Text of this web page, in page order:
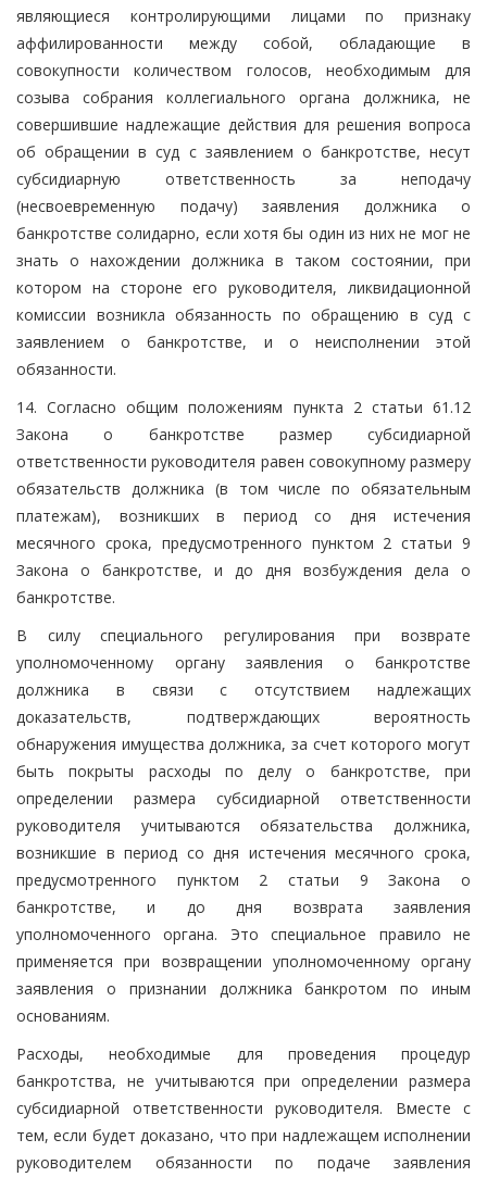
являющиеся контролирующими лицами по признаку
аффилированности между собой, обладающие в
совокупности количеством голосов, необходимым для
созыва собрания коллегиального органа должника, не
совершившие надлежащие действия для решения вопроса
об обращении в суд с заявлением о банкротстве, несут
субсидиарную ответственность за неподачу
(несвоевременную подачу) заявления должника о
банкротстве солидарно, если хотя бы один из них не мог не
знать о нахождении должника в таком состоянии, при
котором на стороне его руководителя, ликвидационной
комиссии возникла обязанность по обращению в суд с
заявлением о банкротстве, и о неисполнении этой
обязанности.
14. Согласно общим положениям пункта 2 статьи 61.12
Закона о банкротстве размер субсидиарной
ответственности руководителя равен совокупному размеру
обязательств должника (в том числе по обязательным
платежам), возникших в период со дня истечения
месячного срока, предусмотренного пунктом 2 статьи 9
Закона о банкротстве, и до дня возбуждения дела о
банкротстве.
В силу специального регулирования при возврате
уполномоченному органу заявления о банкротстве
должника в связи с отсутствием надлежащих
доказательств, подтверждающих вероятность
обнаружения имущества должника, за счет которого могут
быть покрыты расходы по делу о банкротстве, при
определении размера субсидиарной ответственности
руководителя учитываются обязательства должника,
возникшие в период со дня истечения месячного срока,
предусмотренного пунктом 2 статьи 9 Закона о
банкротстве, и до дня возврата заявления
уполномоченного органа. Это специальное правило не
применяется при возвращении уполномоченному органу
заявления о признании должника банкротом по иным
основаниям.
Расходы, необходимые для проведения процедур
банкротства, не учитываются при определении размера
субсидиарной ответственности руководителя. Вместе с
тем, если будет доказано, что при надлежащем исполнении
руководителем обязанности по подаче заявления